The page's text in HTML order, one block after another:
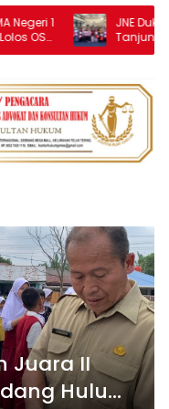
JNE Dukung AIM
Tanjungpinang,
UMKM melalui
Juara II
Hulu